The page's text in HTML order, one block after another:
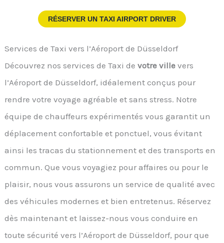
RÉSERVER UN TAXI AIRPORT DRIVER
Services de Taxi vers l’Aéroport de Düsseldorf
Découvrez nos services de Taxi de votre ville vers
l’Aéroport de Düsseldorf, idéalement conçus pour
rendre votre voyage agréable et sans stress. Notre
équipe de chauffeurs expérimentés vous garantit un
déplacement confortable et ponctuel, vous évitant
ainsi les tracas du stationnement et des transports en
commun. Que vous voyagiez pour affaires ou pour le
plaisir, nous vous assurons un service de qualité avec
des véhicules modernes et bien entretenus. Réservez
dès maintenant et laissez-nous vous conduire en
toute sécurité vers l’Aéroport de Düsseldorf, pour que